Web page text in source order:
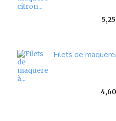
Prix
Filets de
Prix